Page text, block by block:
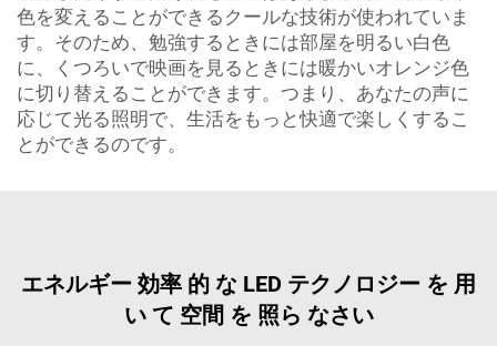
色を変えることができるクールな技術が使われていま
す。そのため、勉強するときには部屋を明るい白色
に、くつろいで映画を見るときには暖かいオレンジ色
に切り替えることができます。つまり、あなたの声に
応じて光る照明で、生活をもっと快適で楽しくするこ
とができるのです。
エネルギー 効率 的 な LED テクノロジー を 用
い て 空間 を 照ら なさい